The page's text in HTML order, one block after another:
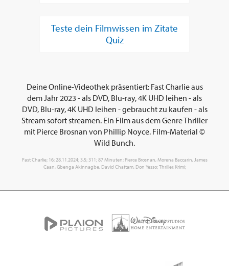
Teste dein Filmwissen im Zitate
Quiz
Deine Online-Videothek präsentiert: Fast Charlie aus
dem Jahr 2023 - als DVD, Blu-ray, 4K UHD leihen - als
DVD, Blu-ray, 4K UHD leihen - gebraucht zu kaufen - als
Stream sofort streamen. Ein Film aus dem Genre Thriller
mit Pierce Brosnan von Phillip Noyce. Film-Material ©
Wild Bunch.
Fast Charlie; 16; 28.11.2024; 3,5; 311; 87 Minuten; Pierce Brosnan, Morena Baccarin, James
Caan, Gbenga Akinnagbe, David Chattam, Don Yesso; Thriller, Krimi;